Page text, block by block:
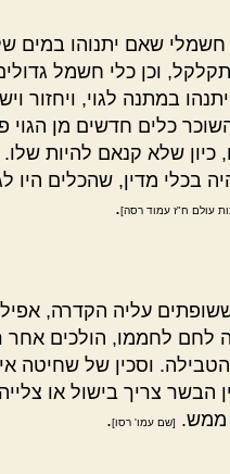
חשמלי שאם יתנוהו במים
וכן כלי חשמל
במתנה לגוי, ויחזור
כלים חדשים מן הגוי
שלא קנאם להיות שלו.
בכלי מדין, שהכלים היו
עולם ח"ז עמוד רסה].
עליה הקדרה,
לחם לחממו, הולכים
וסכין של שחיטה
הבשר צריך בישול או צלייה,
ממש.
[שם עמו' רסו].